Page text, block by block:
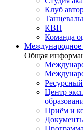
Клуб
КВН
Команда
Международное
Общая
Центр
Приём и